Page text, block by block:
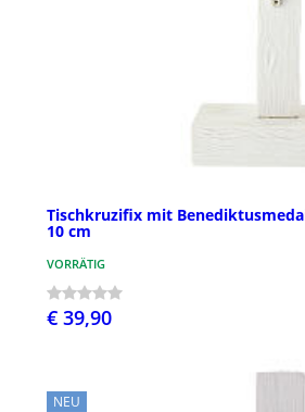
Tischkruzifix mit
10 cm
VORRÄTIG
€ 39,90
NEU